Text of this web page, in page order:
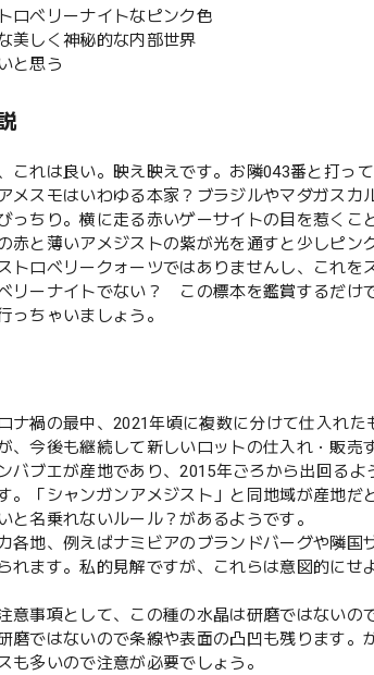
ロベリーナイトなピンク色
美しく神秘的な内部世界
と思う
これは良い。映え映えです。お隣043番と打っ
メスモはいわゆる本家？ブラジルやマダガス
っちり。横に走る赤いゲーサイトの目を惹くこ
赤と薄いアメジストの紫が光を通すと少しピ
ストロベリークォーツではありませんし、これ
リーナイトでない？ この標本を鑑賞するだけ
っちゃいましょう。
ナ禍の最中、2021年頃に複数に分けて仕入れ
、今後も継続して新しいロットの仕入れ・販売
バブエが産地であり、2015年ごろから出回る
。「シャンガンアメジスト」と同地域が産地
と名乗れないルール？があるようです。
各地、例えばナミビアのブランドバーグや隣
れます。私的見解ですが、これらは意図的に
意事項として、この種の水晶は研磨ではないの
磨ではないので条線や表面の凸凹も残ります
も多いので注意が必要でしょう。